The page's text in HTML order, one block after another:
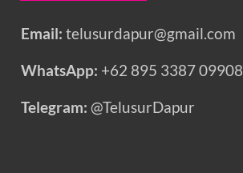
Email: telusurdapur@gmail.com
WhatsApp: +62 895 3387 09908
Telegram: @TelusurDapur